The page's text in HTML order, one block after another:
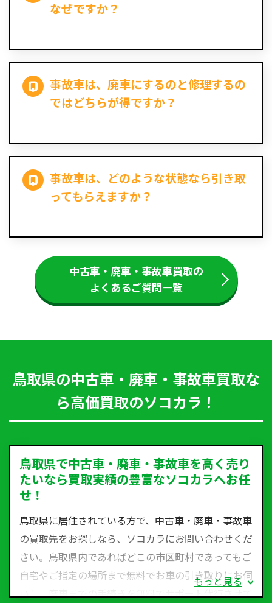
なぜですか？
事故車は、廃車にするのと修理するの
ではどちらが得ですか？
事故車は、どのような状態なら引き取
ってもらえますか？
中古車・廃車・事故車買取の
よくあるご質問一覧
鳥取県の中古車・廃車・事故車買取な
ら高価買取のソコカラ！
鳥取県で中古車・廃車・事故車を高く売り
たいなら買取実績の豊富なソコカラへお任
せ！
鳥取県に居住されている方で、中古車・廃車・事故車
の買取先をお探しなら、ソコカラにお問い合わせくだ
さい。鳥取県内であればどこの市区町村であってもご
自宅やご指定の場所まで無料でお車の引き取りにお伺
いし、廃車までの手続きを無料でサポート代行させて
もっと見る